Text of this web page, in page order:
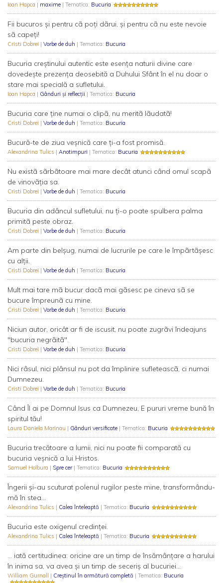
Ioan Hapca | maxime | Tematica: Bucuria
Fii bucuros şi pentru cã poţi dãrui, şi pentru cã nu este nevoie
sã capeţi!
Cristi Dobrei | Vorbe de duh | Tematica: Bucuria
Bucuria creștinului autentic este esența naturii divine care
dovedește prezența deosebită a Duhului Sfânt în el nu doar o
stare mai specială a sufletului.
Ioan Hapca | Gânduri și reflecții | Tematica: Bucuria
Bucuria care ţine numai o clipã, nu meritã lãudatã!
Cristi Dobrei | Vorbe de duh | Tematica: Bucuria
Bucură-te de ziua veșnică care ți-a fost promisă.
Alexandrina Tulics | Anotimpuri | Tematica: Bucuria
Nu existã sãrbãtoare mai mare decât atunci când omul scapã
de vinovãţia sa.
Cristi Dobrei | Vorbe de duh | Tematica: Bucuria
Bucuria din adâncul sufletului, nu ţi-o poate spulbera palma
primitã peste obraz.
Cristi Dobrei | Vorbe de duh | Tematica: Bucuria
Am parte din belşug, numai de lucrurile pe care le împãrtãşesc
cu alţii.
Cristi Dobrei | Vorbe de duh | Tematica: Bucuria
Mult mai tare mã bucur dacã mai gãsesc pe cineva sã se
bucure împreunã cu mine.
Cristi Dobrei | Vorbe de duh | Tematica: Bucuria
Niciun autor, oricât ar fi de iscusit, nu poate zugrãvi îndeajuns
"bucuria negrãitã".
Cristi Dobrei | Vorbe de duh | Tematica: Bucuria
Nici râsul, nici plânsul nu pot da împlinire sufleteascã, ci numai
Dumnezeu.
Cristi Dobrei | Vorbe de duh | Tematica: Bucuria
Când Îl ai pe Domnul Isus ca Dumnezeu, E pururi vreme bună în
spiritul tău!
Laura Daniela Marinau | Gânduri versificate | Tematica: Bucuria
Bucuria trecătoare a lumii, nici nu poate fii comparată cu
bucuria veșnică a lui Hristos.
Samuel Holbura | Spre cer | Tematica: Bucuria
Îngerii și-au scuturat polenul rugilor peste mine, transformându-
mă în stea...
Alexandrina Tulics | Calea înteleaptă | Tematica: Bucuria
Bucuria este oxigenul credinței.
Alexandrina Tulics | Calea înteleaptă | Tematica: Bucuria
... iată certitudinea: oricine are un timp de însămânțare a harului
în inima sa, va avea și un timp de seceriș al bucuriei...
William Gurnall | Creştinul în armătură completă | Tematica: Bucuria